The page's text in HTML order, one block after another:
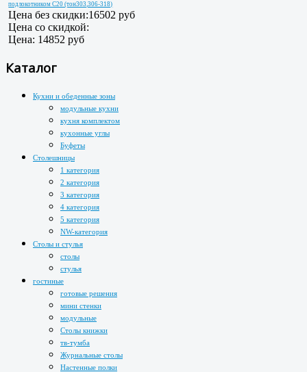
подлокотником С20 (тон303,306-318)
Цена без скидки:16502 руб
Цена со скидкой:
Цена: 14852 руб
Каталог
Кухни и обеденные зоны
модульные кухни
кухня комплектом
кухонные углы
Буфеты
Столешницы
1 категория
2 категория
3 категория
4 категория
5 категория
NW-категория
Столы и стулья
столы
стулья
гостиные
готовые решения
мини стенки
модульные
Столы книжки
тв-тумба
Журнальные столы
Настенные полки